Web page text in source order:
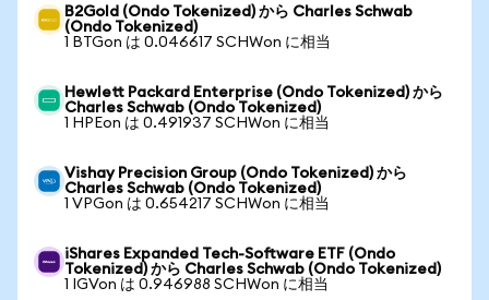
B2Gold (Ondo Tokenized) から Charles Schwab
(Ondo Tokenized)
1 BTGon は 0.046617 SCHWon に相当
Hewlett Packard Enterprise (Ondo Tokenized) から
Charles Schwab (Ondo Tokenized)
1 HPEon は 0.491937 SCHWon に相当
Vishay Precision Group (Ondo Tokenized) から
Charles Schwab (Ondo Tokenized)
1 VPGon は 0.654217 SCHWon に相当
iShares Expanded Tech-Software ETF (Ondo
Tokenized) から Charles Schwab (Ondo Tokenized)
1 IGVon は 0.946988 SCHWon に相当